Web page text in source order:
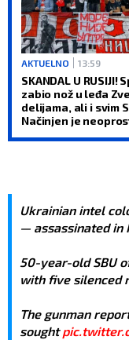
AKTUELNO 13:59
SKANDAL U RUSIJI!
zabio nož u leđa
delijama, ali i svim
Načinjen je
Ukrainian intel
— assassinated in
50-year-old SBU
with five silenced
The gunman
sought